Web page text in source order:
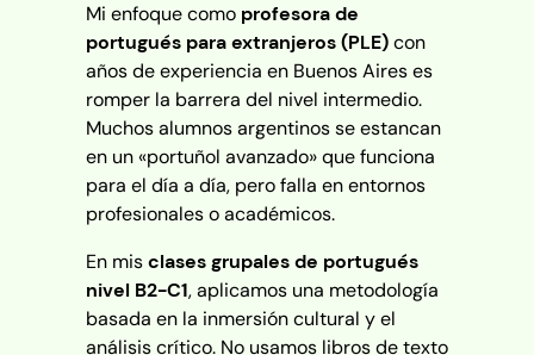
Mi enfoque como profesora de
portugués para extranjeros (PLE)con
años de experiencia en Buenos Aires es
romper la barrera del nivel intermedio.
Muchos alumnos argentinos se estancan
en un «portuñol avanzado» que funciona
para el día a día, pero falla en entornos
profesionales o académicos.
En misclases grupales de portugués
nivel B2-C1, aplicamos una metodología
basada en la inmersión cultural y el
análisis crítico. No usamos libros de texto